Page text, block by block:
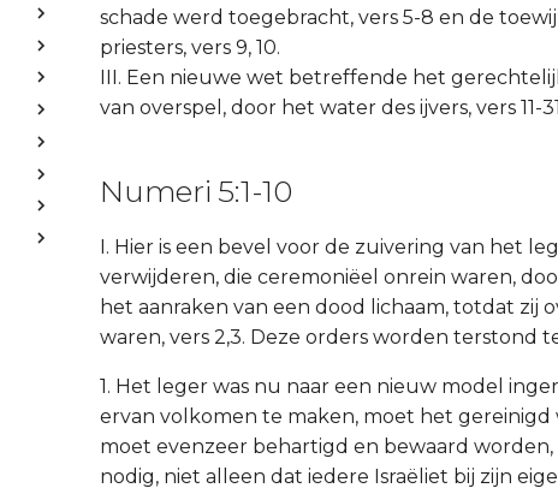
schade werd toegebracht, vers 5-8 en de
priesters, vers 9, 10.
III. Een nieuwe wet betreffende het
van overspel, door het water des ijvers, vers 11-
Numeri 5:1-10
I. Hier is een bevel voor de zuivering van het
verwijderen, die ceremoniëel onrein waren,
het aanraken van een dood lichaam, totdat zij
waren, vers 2,3. Deze orders worden terstond
1. Het leger was nu naar een nieuw model
ervan volkomen te maken, moet het
moet evenzeer behartigd en bewaard worden,
nodig, niet alleen dat iedere Israëliet bij zijn